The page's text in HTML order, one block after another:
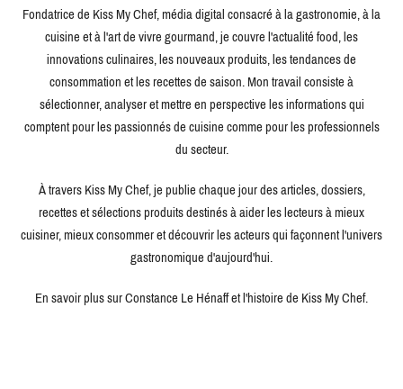
Fondatrice de Kiss My Chef, média digital consacré à la gastronomie, à la
cuisine et à l'art de vivre gourmand, je couvre l'actualité food, les
innovations culinaires, les nouveaux produits, les tendances de
consommation et les recettes de saison. Mon travail consiste à
sélectionner, analyser et mettre en perspective les informations qui
comptent pour les passionnés de cuisine comme pour les professionnels
du secteur.
À travers Kiss My Chef, je publie chaque jour des articles, dossiers,
recettes et sélections produits destinés à aider les lecteurs à mieux
cuisiner, mieux consommer et découvrir les acteurs qui façonnent l'univers
gastronomique d'aujourd'hui.
En savoir plus sur Constance Le Hénaff et l'histoire de Kiss My Chef.